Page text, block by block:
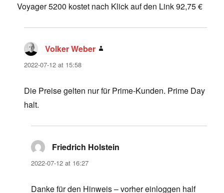
Voyager 5200 kostet nach Klick auf den Link 92,75 €
Volker Weber
2022-07-12 at 15:58
Die Preise gelten nur für Prime-Kunden. Prime Day
halt.
Friedrich Holstein
2022-07-12 at 16:27
Danke für den Hinweis – vorher einloggen half